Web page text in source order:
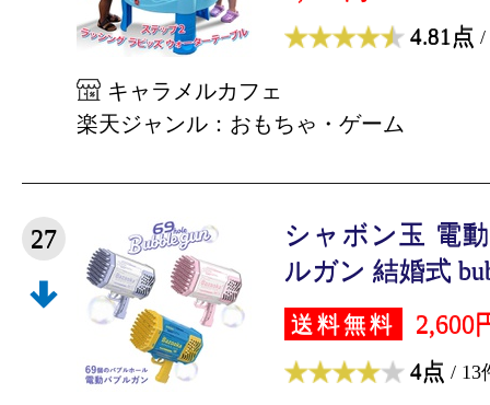
4.81点 /
キャラメルカフェ
楽天ジャンル：おもちゃ・ゲーム
27
シャボン玉 電
ルガン 結婚式
送料無料 2,600
4点 / 13